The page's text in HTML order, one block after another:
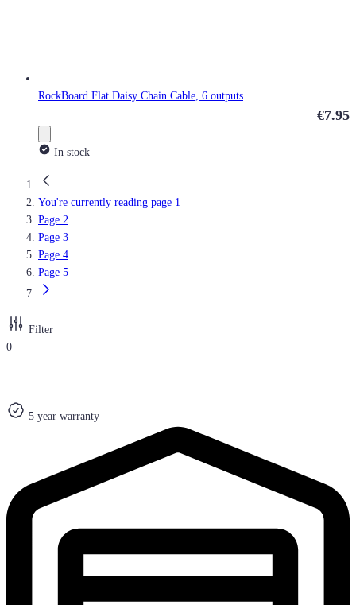
Filter
0
RockBoard Flat Daisy Chain Cable, 6 outputs
€7.95
In stock
You're currently reading page 1
Page 2
Page 3
Page 4
Page 5
5 year warranty